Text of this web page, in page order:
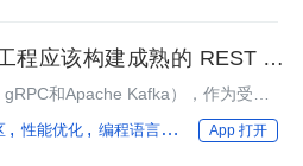
程应该构建成熟的 REST 生
和Apache Kafka），作为受
品，越来越受到欢迎。本文认为在一
式的优势。软件工程行业不应该寻求
性能优化 编程语言 框架 微服务
App 打开